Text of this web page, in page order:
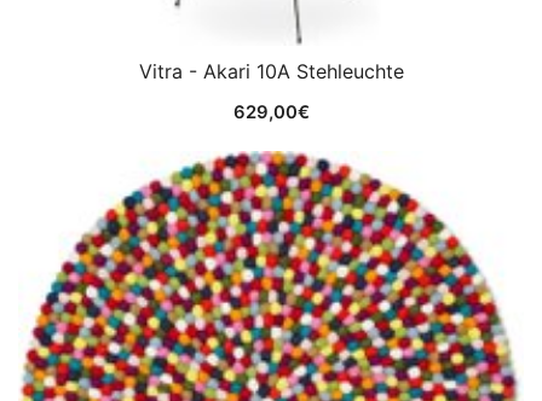
Vitra - Akari 10A Stehleuchte
629,00€